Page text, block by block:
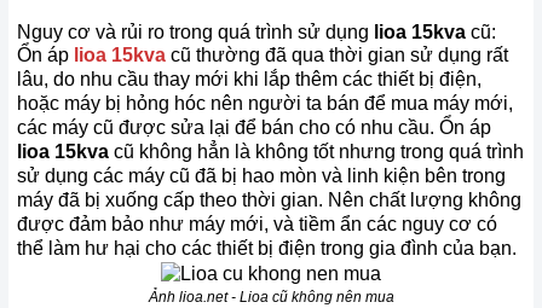
Nguy cơ và rủi ro trong quá trình sử dụng lioa 15kva cũ:
Ổn áp lioa 15kva cũ thường đã qua thời gian sử dụng rất
lâu, do nhu cầu thay mới khi lắp thêm các thiết bị điện,
hoặc máy bị hỏng hóc nên người ta bán để mua máy mới,
các máy cũ được sửa lại để bán cho có nhu cầu. Ổn áp
lioa 15kva cũ không hẳn là không tốt nhưng trong quá trình
sử dụng các máy cũ đã bị hao mòn và linh kiện bên trong
máy đã bị xuống cấp theo thời gian. Nên chất lượng không
được đảm bảo như máy mới, và tiềm ẩn các nguy cơ có
thể làm hư hại cho các thiết bị điện trong gia đình của bạn.
Ảnh lioa.net - Lioa cũ không nên mua